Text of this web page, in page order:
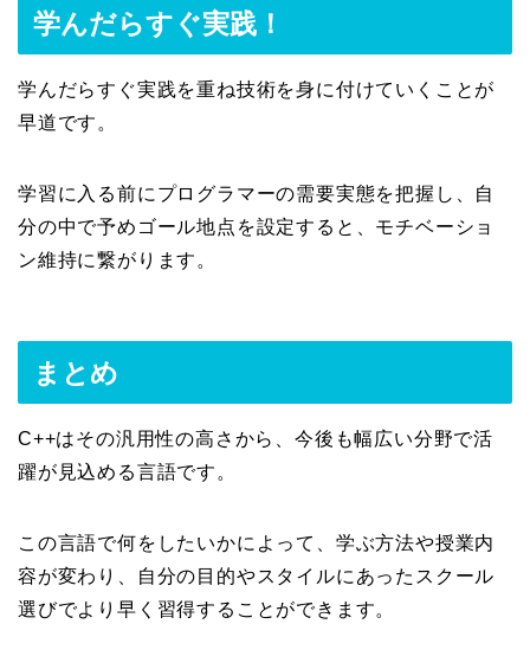
学んだらすぐ実践！
学んだらすぐ実践を重ね技術を身に付けていくことが
早道です。
学習に入る前にプログラマーの需要実態を把握し、自
分の中で予めゴール地点を設定すると、モチベーショ
ン維持に繋がります。
まとめ
C++はその汎用性の高さから、今後も幅広い分野で活
躍が見込める言語です。
この言語で何をしたいかによって、学ぶ方法や授業内
容が変わり、自分の目的やスタイルにあったスクール
選びでより早く習得することができます。